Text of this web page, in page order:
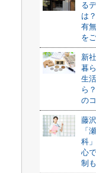
る
は
有
を
新
暮
生
ら
の
藤
「
科
心
制